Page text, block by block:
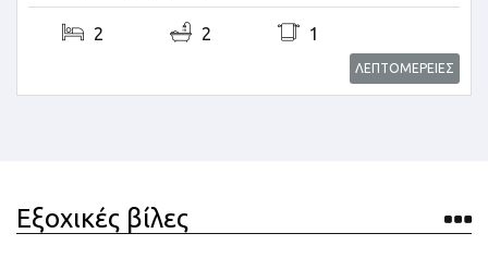
2 2 1
ΛΕΠΤΟΜΕΡΕΙΕΣ
Εξοχικές βίλες